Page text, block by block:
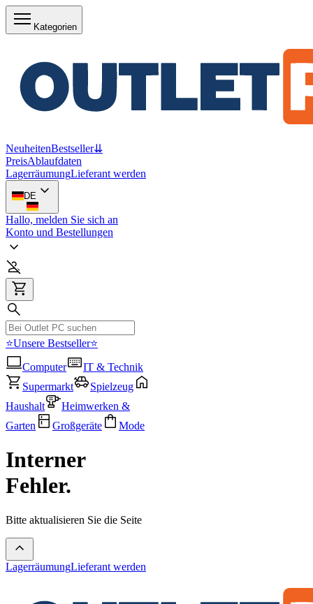
Kategorien
NeuheitenBestseller⇊
PreisAblaufdaten
LagerräumungLieferant werden
DE
Hallo, melden Sie sich an
Konto und Bestellungen
⭐Unsere Bestseller⭐
Computer
IT & Technik
Supermarkt
Spielzeug
Haushalt
Heimwerken &
Garten
Großgeräte Mode
Interner
Fehler.
Bitte aktualisieren Sie die Seite
LagerräumungLieferant werden